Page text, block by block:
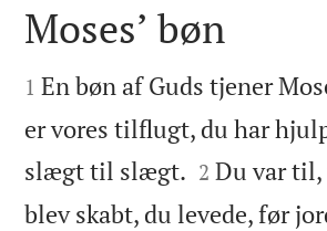

Moses’ bøn

1 En bøn af Guds tjener
er vores tilflugt, du har
slægt til slægt. 

2 Du var til,
blev skabt, du levede, før